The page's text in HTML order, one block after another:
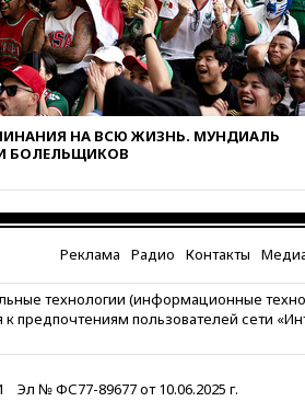
сгорел под Киевом
вчера, 18:35Джаред Лето
лишился роли в фильме
Барри Левинсона на фоне
обвинений в насилии
вчера, 18:28 Выборы ректора
ГИТИСа перенесены на «после
вчера, 18:15Путин указал на
нехватку врачей в
Белгородской области
вчера, 17:58ЕС отменил
временную защиту для
военнообязанных украинцев
вчера, 17:45Шуваев сообщил
Белгородскую область
НА ВСЮ ЖИЗНЬ. МУНДИАЛЬ
БОЛЕЛЬЩИКОВ
Реклама Радио Контакты
технологии (информационные
предпочтениям пользователей сети
Эл № ФС77-89677 от 10.06.2025 г.